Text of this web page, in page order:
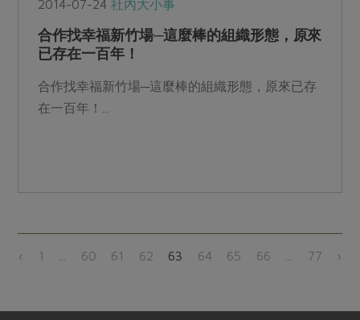
2014-07-24社內大小事
合作找幸福新竹場─這麼棒的組織形態，原來
已存在一百年！
合作找幸福新竹場─這麼棒的組織形態，原來已存
在一百年！...
‹ 1 60 61 62 63 64 65 66 77 ›